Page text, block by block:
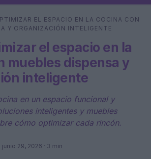
⌕ ×
EL ESPACIO EN LA COCINA CON
Y ORGANIZACIÓN INTELIGENTE
el espacio en la
muebles dispensa y
inteligente
en un espacio funcional y
inteligentes y muebles
cómo optimizar cada rincón.
junio 29, 2026 · 3 min